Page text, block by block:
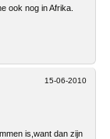
ook nog in Afrika.
15-06-2010
is,want dan zijn